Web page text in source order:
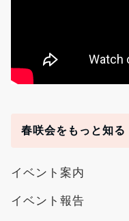
春咲会をもっと知る
イベント案内
イベント報告